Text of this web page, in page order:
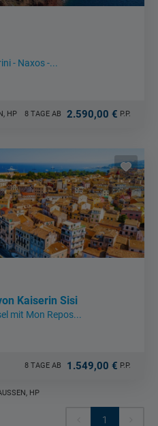
- Naxos -...
8 TAGE AB 2.590,00 € P.P.
HP
Kaiserin Sisi
mit Mon Repos...
8 TAGE AB 1.549,00 € P.P.
HP
1